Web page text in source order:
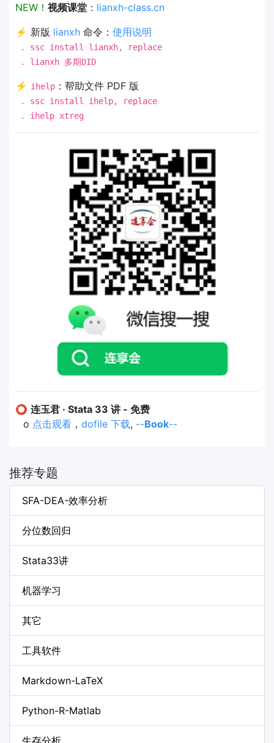
NEW！ 视频课堂 ： lianxh-class.cn
⚡ 新版 lianxh 命令： 使用说明
. ssc install lianxh, replace
. lianxh 多期DID
⚡ ihelp ：帮助文件 PDF 版
. ssc install ihelp, replace
. ihelp xtreg
⭕ 连玉君 · Stata 33 讲 - 免费
o 点击观看 ， dofile 下载, --Book--
推荐专题
SFA-DEA-效率分析
分位数回归
Stata33讲
机器学习
其它
工具软件
Markdown-LaTeX
Python-R-Matlab
生存分析